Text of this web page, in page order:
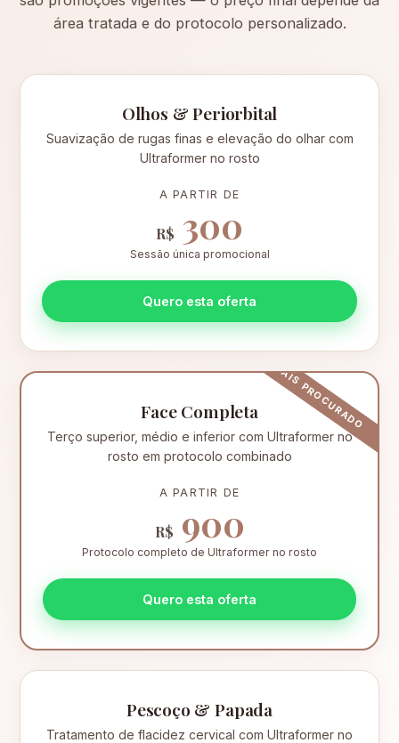
área tratada e do protocolo personalizado.
Olhos & Periorbital
Suavização de rugas finas e elevação do olhar com
Ultraformer no rosto
A PARTIR DE
R$ 300
Sessão única promocional
Quero esta oferta
Face Completa
Terço superior, médio e inferior com Ultraformer no
rosto em protocolo combinado
A PARTIR DE
R$ 900
Protocolo completo de Ultraformer no rosto
Quero esta oferta
Pescoço & Papada
Tratamento de flacidez cervical com Ultraformer no